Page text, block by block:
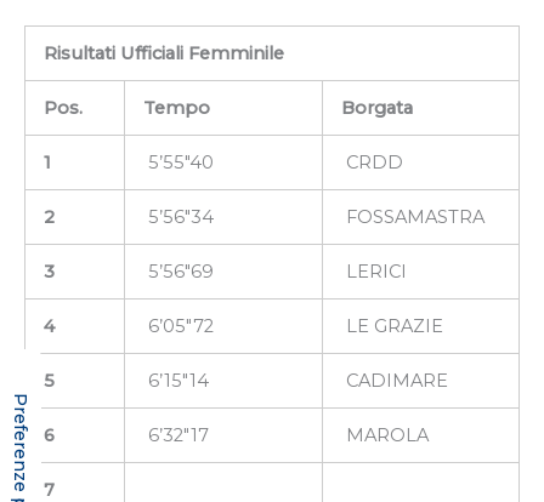
Risultati Ufficiali Femminile
Pos. Tempo Borgata
1 5’55″40 CRDD
2 5’56″34 FOSSAMASTRA
3 5’56″69 LERICI
4 6’05″72 LE GRAZIE
5 6’15″14 CADIMARE
6 6’32″17 MAROLA
7